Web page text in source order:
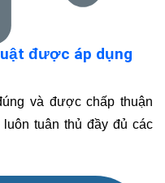
được áp dụng
và được chấp thuận
tuân thủ đầy đủ các